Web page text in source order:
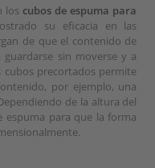
los cubos de espuma para
su eficacia en las
de que el contenido de
sin moverse y a
precortados permite
por ejemplo, una
de la altura del
espuma para que la forma